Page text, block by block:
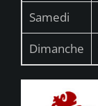
Samedi
Dimanche